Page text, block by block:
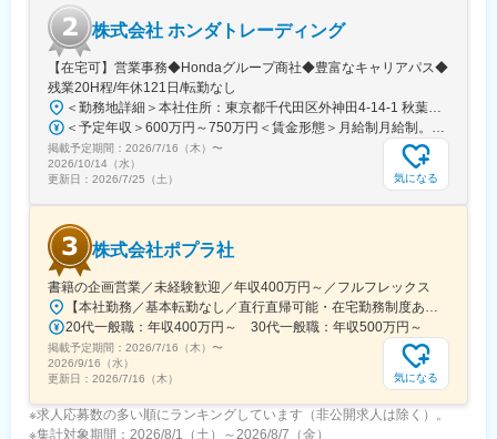
株式会社 ホンダトレーディング
【在宅可】営業事務◆Hondaグループ商社◆豊富なキャリアパス◆
残業20H程/年休121日/転勤なし
掲載予定期間： 2026/7/16（木） 〜
2026/10/14（水）
更新日： 2026/7/25（土） 気になる
株式会社ポプラ社
書籍の企画営業／未経験歓迎／年収400万円～／フルフレックス
20代一般職：年収400万円～ 30代一般職：年収500万円～
掲載予定期間： 2026/7/16（木） 〜
2026/9/16（水）
更新日： 2026/7/16（木） 気になる
※求人応募数の多い順にランキングしています（非公開求人は除く）。
※集計対象期間：2026/8/1（土）～2026/8/7（金）